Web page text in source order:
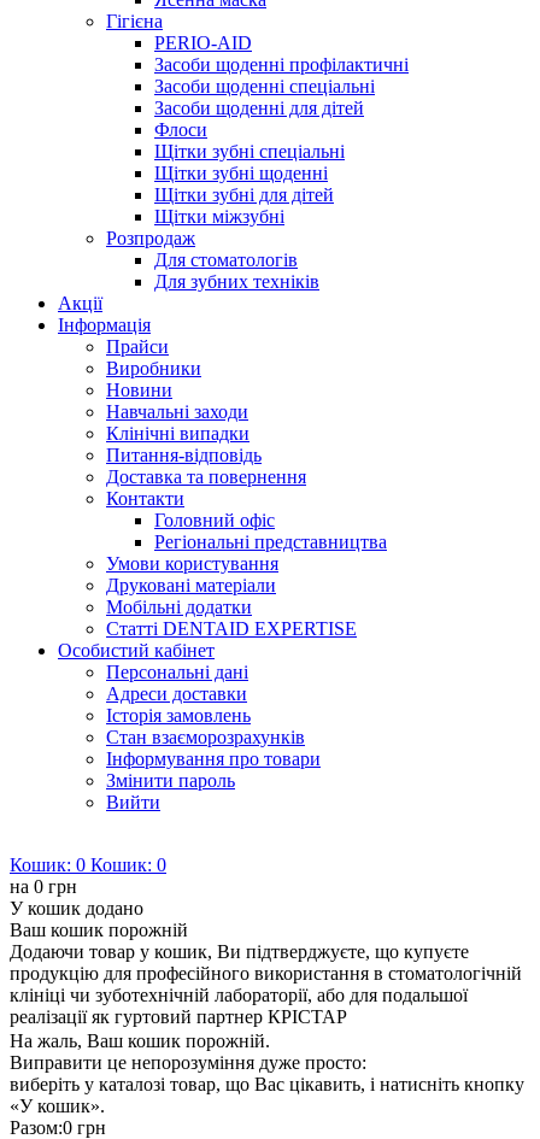
Гігієна
PERIO-AID
Засоби щоденні профілактичні
Засоби щоденні спеціальні
Засоби щоденні для дітей
Флоси
Щітки зубні спеціальні
Щітки зубні щоденні
Щітки зубні для дітей
Щітки міжзубні
Розпродаж
Для стоматологів
Для зубних техніків
Акції
Інформація
Прайси
Виробники
Новини
Навчальні заходи
Клінічні випадки
Питання-відповідь
Доставка та повернення
Контакти
Головний офіс
Регіональні представництва
Умови користування
Друковані матеріали
Мобільні додатки
Статті DENTAID EXPERTISE
Особистий кабінет
Персональні дані
Адреси доставки
Історія замовлень
Стан взаєморозрахунків
Інформування про товари
Змінити пароль
Вийти
Кошик: 0 Кошик: 0
на 0 грн
У кошик додано
Ваш кошик порожній
Додаючи товар у кошик, Ви підтверджуєте, що купуєте
продукцію для професійного використання в стоматологічній
клініці чи зуботехнічній лабораторії, або для подальшої
реалізації як гуртовий партнер КРІСТАР
На жаль, Ваш кошик порожній.
Виправити це непорозуміння дуже просто:
виберіть у каталозі товар, що Вас цікавить, і натисніть кнопку
«У кошик».
Разом:0 грн